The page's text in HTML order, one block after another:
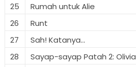
25
Rumah untuk Alie
26
Runt
27
Sah! Katanya...
28
Sayap-sayap Patah 2: Olivia